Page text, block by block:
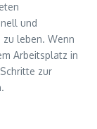
und
leben. Wenn
Arbeitsplatz in
zur